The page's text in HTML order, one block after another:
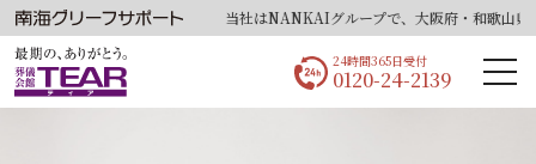
当社はNANKAIグループで、大阪府・和歌山県・
24時間365日受付
0120-24-2139